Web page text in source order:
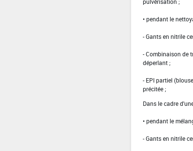
• pendant le
- Gants en nitrile
- Combinaison de
déperlant ;
- EPI partiel
précitée ;
Dans le cadre
• pendant le
- Gants en nitrile